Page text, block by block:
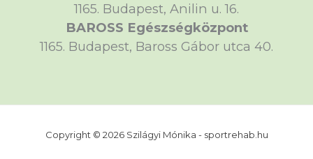
1165. Budapest, Anilin u. 16.
BAROSS Egészségközpont
1165. Budapest, Baross Gábor utca 40.
Copyright © 2026 Szilágyi Mónika - sportrehab.hu